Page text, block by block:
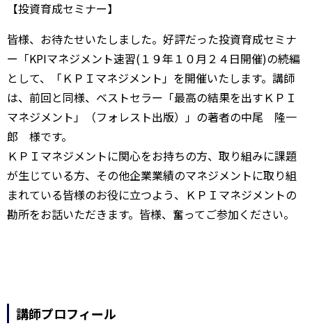
【投資育成セミナー】
皆様、お待たせいたしました。好評だった投資育成セミナ
ー「KPIマネジメント速習(１９年１０月２４日開催)の続編
として、「ＫＰＩマネジメント」を開催いたします。講師
は、前回と同様、ベストセラー「最高の結果を出すＫＰＩ
マネジメント」（フォレスト出版）」の著者の中尾 隆一
郎 様です。
ＫＰＩマネジメントに関心をお持ちの方、取り組みに課題
が生じている方、その他企業業績のマネジメントに取り組
まれている皆様のお役に立つよう、ＫＰＩマネジメントの
勘所をお話いただきます。皆様、奮ってご参加ください。
講師プロフィール